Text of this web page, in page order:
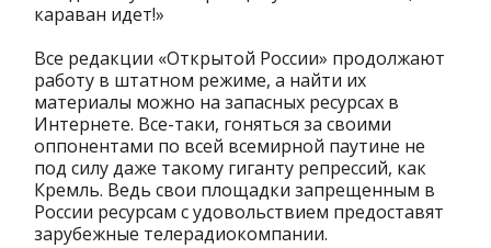
караван идет!»
Все редакции «Открытой России» продолжают
работу в штатном режиме, а найти их
материалы можно на запасных ресурсах в
Интернете. Все-таки, гоняться за своими
оппонентами по всей всемирной паутине не
под силу даже такому гиганту репрессий, как
Кремль. Ведь свои площадки запрещенным в
России ресурсам с удовольствием предоставят
зарубежные телерадиокомпании.